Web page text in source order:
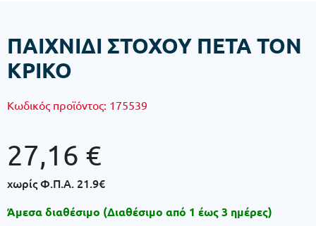
ΠΑΙΧΝΙΔΙ ΣΤΟΧΟΥ ΠΕΤΑ ΤΟΝ
ΚΡΙΚΟ
Κωδικός προϊόντος: 175539
27,16 €
χωρίς Φ.Π.Α. 21.9€
Άμεσα διαθέσιμο (Διαθέσιμο από 1 έως 3 ημέρες)